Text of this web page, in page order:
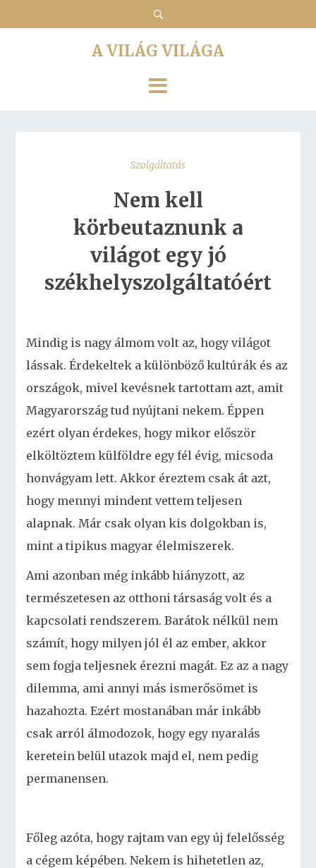
A VILÁG VILÁGA
Szolgáltatás
Nem kell
körbeutaznunk a
világot egy jó
székhelyszolgáltatóért
Mindig is nagy álmom volt az, hogy világot
lássak. Érdekeltek a különböző kultúrák és az
országok, mivel kevésnek tartottam azt, amit
Magyarország tud nyújtani nekem. Éppen
ezért olyan érdekes, hogy mikor először
elköltöztem külföldre egy fél évig, micsoda
honvágyam lett. Akkor éreztem csak át azt,
hogy mennyi mindent vettem teljesen
alapnak. Már csak olyan kis dolgokban is,
mint a tipikus magyar élelmiszerek.
Ami azonban még inkább hiányzott, az
természetesen az otthoni társaság volt és a
kapcsolati rendszerem. Barátok nélkül nem
számít, hogy milyen jól él az ember, akkor
sem fogja teljesnek érezni magát. Ez az a nagy
dilemma, ami annyi más ismerősömet is
hazahozta. Ezért mostanában már inkább
csak arról álmodozok, hogy egy nyaralás
keretein belül utazok majd el, nem pedig
permanensen.
Főleg azóta, hogy rajtam van egy új felelősség
a cégem képében. Nekem is hihetetlen az,